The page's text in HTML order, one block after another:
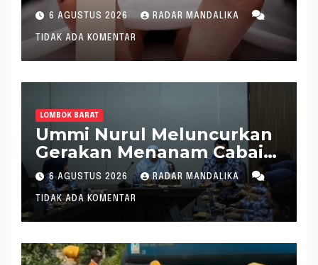
saat Setrum Ikan di
Sungai
6 AGUSTUS 2026 RADAR MANDALIKA
TIDAK ADA KOMENTAR
LOMBOK BARAT
Ummi Nurul Meluncurkan
Gerakan Menanam Cabai
Tangani Inflasi
6 AGUSTUS 2026 RADAR MANDALIKA
TIDAK ADA KOMENTAR